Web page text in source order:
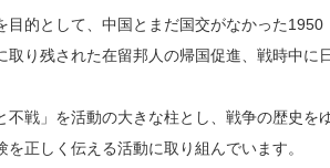
目的として、中国とまだ国交がなかった1950
り残された在留邦人の帰国促進、戦時中に
戦」を活動の大きな柱とし、戦争の歴史を
正しく伝える活動に取り組んでいます。